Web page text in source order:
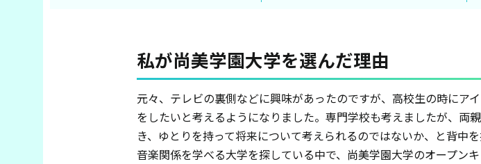
私が尚美学園大学を選んだ理由
元々、テレビの裏側などに興味があったのですが、高校生の時にア
をしたいと考えるようになりました。専門学校も考えましたが、両
き、ゆとりを持って将来について考えられるのではないか、と背中
音楽関係を学べる大学を探している中で、尚美学園大学のオープン